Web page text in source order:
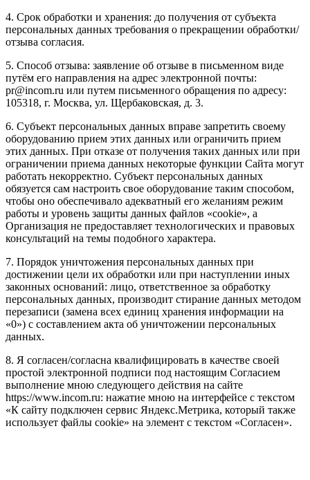
4. Срок обработки и хранения: до получения от субъекта
персональных данных требования о прекращении обработки/
отзыва согласия.
5. Способ отзыва: заявление об отзыве в письменном виде
путём его направления на адрес электронной почты:
pr@incom.ru или путем письменного обращения по адресу:
105318, г. Москва, ул. Щербаковская, д. 3.
6. Субъект персональных данных вправе запретить своему
оборудованию прием этих данных или ограничить прием
этих данных. При отказе от получения таких данных или при
ограничении приема данных некоторые функции Сайта могут
работать некорректно. Субъект персональных данных
обязуется сам настроить свое оборудование таким способом,
чтобы оно обеспечивало адекватный его желаниям режим
работы и уровень защиты данных файлов «cookie», а
Организация не предоставляет технологических и правовых
консультаций на темы подобного характера.
7. Порядок уничтожения персональных данных при
достижении цели их обработки или при наступлении иных
законных оснований: лицо, ответственное за обработку
персональных данных, производит стирание данных методом
перезаписи (замена всех единиц хранения информации на
«0») с составлением акта об уничтожении персональных
данных.
8. Я согласен/согласна квалифицировать в качестве своей
простой электронной подписи под настоящим Согласием
выполнение мною следующего действия на сайте
https://www.incom.ru: нажатие мною на интерфейсе с текстом
«К сайту подключен сервис Яндекс.Метрика, который также
использует файлы cookie» на элемент с текстом «Согласен».